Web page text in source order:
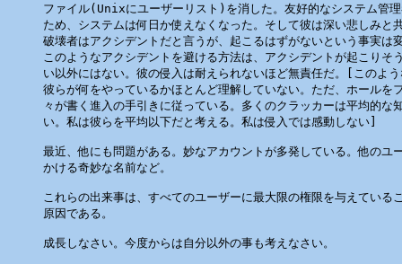
ファイル(Unixにユーザーリスト)を消した。友好的なシステム管
ため、システムは何日か使えなくなった。そして彼は深い悲しみと
破壊者はアクシデントだと言うが、起こるはずがないという事実は
このようなアクシデントを避ける方法は、アクシデントが起こりそ
い以外にはない。彼の侵入は耐えられないほど無責任だ。[このよ
彼らが何をやっているかほとんど理解していない。ただ、ホールを
々が書く進入の手引きに従っている。多くのクラッカーは平均的な
い。私は彼らを平均以下だと考える。私は侵入では感動しない]
最近、他にも問題がある。妙なアカウントが多発している。他のユ
かける奇妙な名前など。
これらの出来事は、すべてのユーザーに最大限の権限を与えている
原因である。
成長しなさい。今度からは自分以外の事も考えなさい。